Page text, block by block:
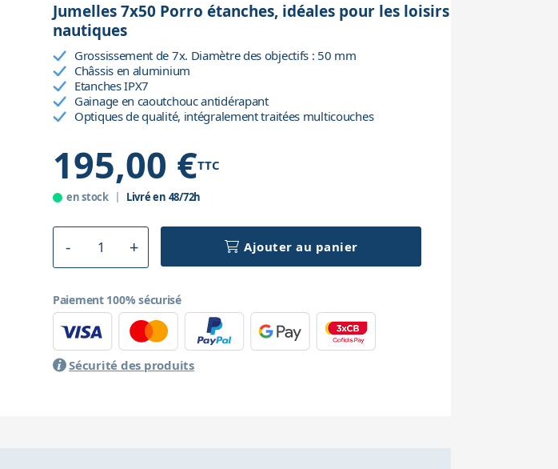
Jumelles 7x50 Porro étanches, idéales pour les loisirs
nautiques
Grossissement de 7x. Diamètre des objectifs : 50 mm
Châssis en aluminium
Etanches IPX7
Gainage en caoutchouc antidérapant
Optiques de qualité, intégralement traitées multicouches
195,00 €TTC
en stock Livré en 48/72h
Ajouter au panier
Paiement 100% sécurisé
Sécurité des produits